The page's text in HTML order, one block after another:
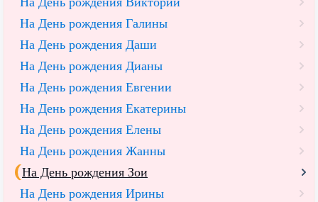
На День рождения Галины
На День рождения Даши
На День рождения Дианы
На День рождения Евгении
На День рождения Екатерины
На День рождения Елены
На День рождения Жанны
На День рождения Зои
На День рождения Ирины